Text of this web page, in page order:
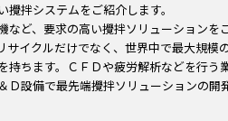
拌システムをご紹介します。
など、要求の高い攪拌ソリューションを
サイクルだけでなく、世界中で最大規模
持ちます。ＣＦＤや疲労解析などを行う
Ｄ設備で最先端攪拌ソリューションの開
ートナーとして、攪拌効率の最大化を実